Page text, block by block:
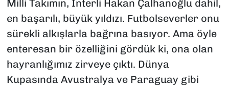
Milli Takımın, İnterli Hakan Çalhanoğlu dahil,
en başarılı, büyük yıldızı. Futbolseverler onu
sürekli alkışlarla bağrına basıyor. Ama öyle
enteresan bir özelliğini gördük ki, ona olan
hayranlığımız zirveye çıktı. Dünya
Kupasında Avustralya ve Paraguay gibi